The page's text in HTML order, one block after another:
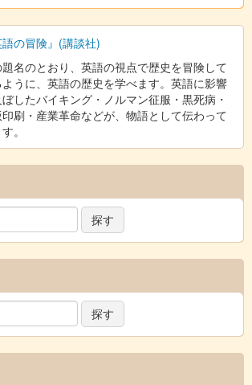
語の冒険』(講談社)
名のとおり、英語の視点で歴史を冒険して
ように、英語の歴史を学べます。英語に影響
したバイキング・ノルマン征服・黒死病・
刷・産業革命などが、物語として伝わって
。